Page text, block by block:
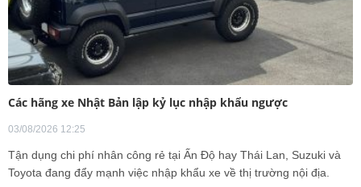
Các hãng xe Nhật Bản lập kỷ lục nhập khẩu ngược
03/08/2026 12:25
Tận dụng chi phí nhân công rẻ tại Ấn Độ hay Thái Lan, Suzuki và
Toyota đang đẩy mạnh việc nhập khẩu xe về thị trường nội địa.